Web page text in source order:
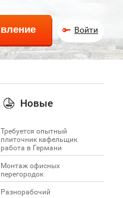
Войти
Новые
Требуется опытный
плиточник кафельщик
работa в Германи
Mонтаж офисных
перегородок
Разнорабочий